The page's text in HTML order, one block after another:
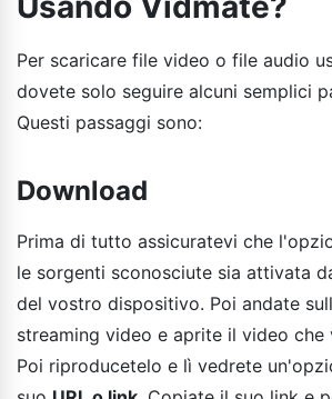
Per scaricare file video o file audio
dovete solo seguire alcuni semplici
Questi passaggi sono:
Download
Prima di tutto assicuratevi che
le sorgenti sconosciute sia attivata
del vostro dispositivo. Poi andate
streaming video e aprite il video che
Poi riproducetelo e lì vedrete